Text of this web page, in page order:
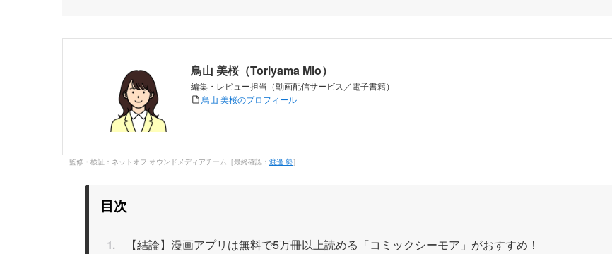
鳥山 美桜（Toriyama Mio）
編集・レビュー担当（動画配信サービス／電子書籍）
鳥山 美桜のプロフィール
監修・検証：ネットオフ オウンドメディアチーム［最終確認： 渡邊 勢］
目次
【結論】漫画アプリは無料で5万冊以上読める「コミックシーモア」がおすすめ！